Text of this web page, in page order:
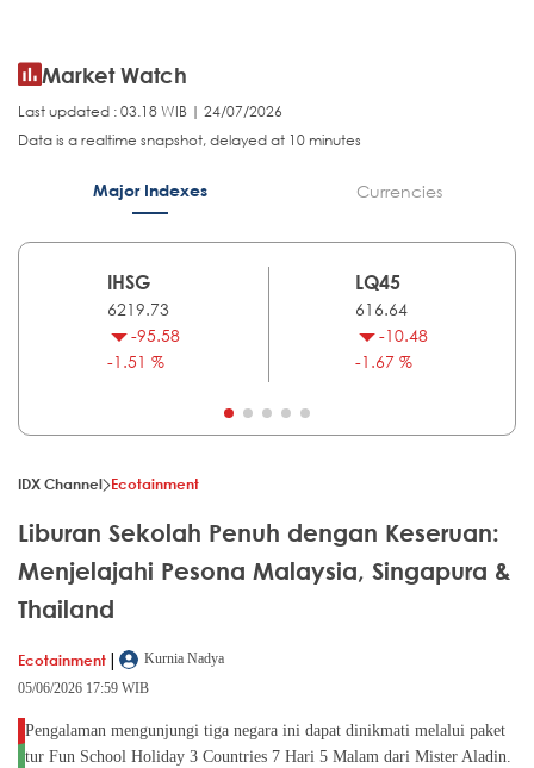
Market Watch
Last updated : 03.18 WIB | 24/07/2026
Data is a realtime snapshot, delayed at 10 minutes
Major Indexes Currencies
IHSG
6219.73
-95.58
-1.51 %
LQ45
616.64
-10.48
-1.67 %
IDX Channel Ecotainment
Liburan Sekolah Penuh dengan Keseruan:
Menjelajahi Pesona Malaysia, Singapura &
Thailand
Ecotainment |
Kurnia Nadya
05/06/2026 17:59 WIB
Pengalaman mengunjungi tiga negara ini dapat dinikmati melalui paket
tur Fun School Holiday 3 Countries 7 Hari 5 Malam dari Mister Aladin.